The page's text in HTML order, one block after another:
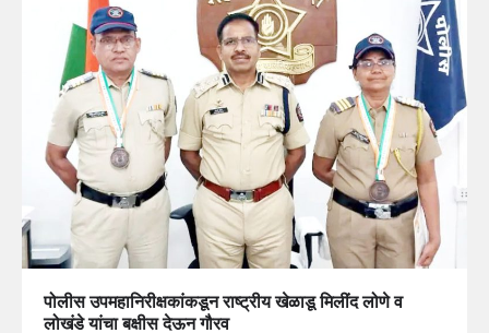
पोलीस उपमहानिरीक्षकांकडून राष्ट्रीय खेळाडू मिलींद लोणे व
लोखंडे यांचा बक्षीस देऊन गौरव